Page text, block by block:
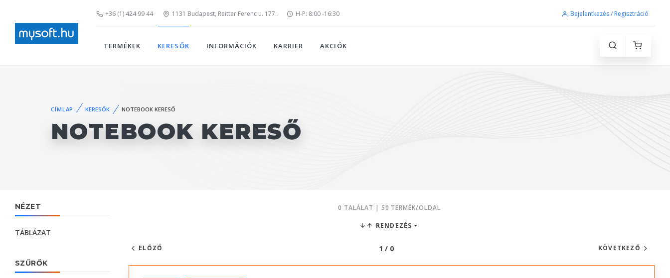
+36 (1) 424 99 44 1131 Budapest, Reitter Ferenc u. 177. H-P: 8:00 -16:30 Bejelentkezés / Regisztráció
TERMÉKEK KERESŐK INFORMÁCIÓK KARRIER AKCIÓK
CÍMLAP KERESŐK NOTEBOOK KERESŐ
NOTEBOOK KERESŐ
NÉZET
TÁBLÁZAT
SZŰRŐK
0 TALÁLAT | 50 TERMÉK/OLDAL
RENDEZÉS
ELŐZŐ 1 / 0 KÖVETKEZŐ